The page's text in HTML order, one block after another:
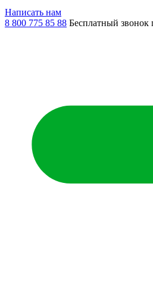
Написать нам
8 800 775 85 88 Бесплатный звонок